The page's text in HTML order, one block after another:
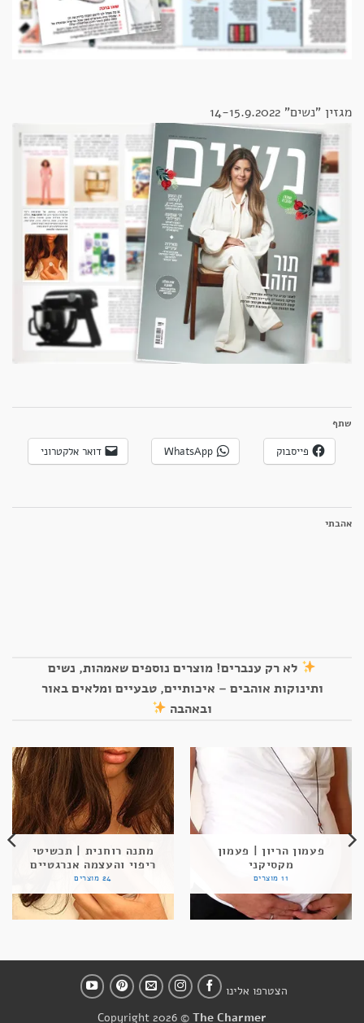
מגזין "נשים" 14-15.9.2022
שתף
פייסבוק WhatsApp דואר אלקטרוני
אהבתי
לא רק ענברים! מוצרים נוספים שאמהות, נשים
ותינוקות אוהבים – איכותיים, טבעיים ומלאים באור
ובאהבה
פעמון הריון | פעמון
מקסיקני
11 מוצרים
מתנה רוחנית | תכשיטי
ריפוי והעצמה אנרגטיים
24 מוצרים
הצטרפו אלינו
Copyright 2026 © The Charmer